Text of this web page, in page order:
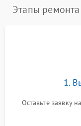
Этапы
1.
Оставьте заявку